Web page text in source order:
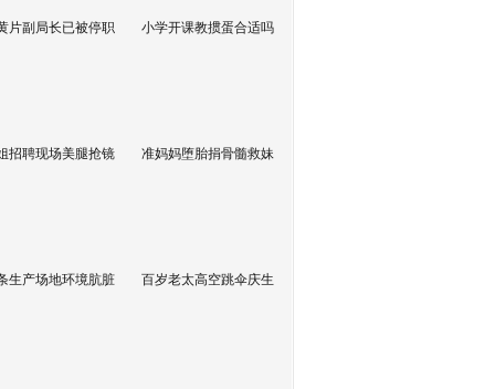
片副局长已被停职 小学开课教掼蛋合适吗
招聘现场美腿抢镜 准妈妈堕胎捐骨髓救妹
生产场地环境肮脏 百岁老太高空跳伞庆生